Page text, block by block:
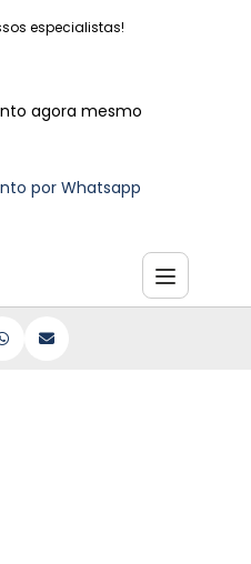
especialistas!
agora mesmo
por Whatsapp